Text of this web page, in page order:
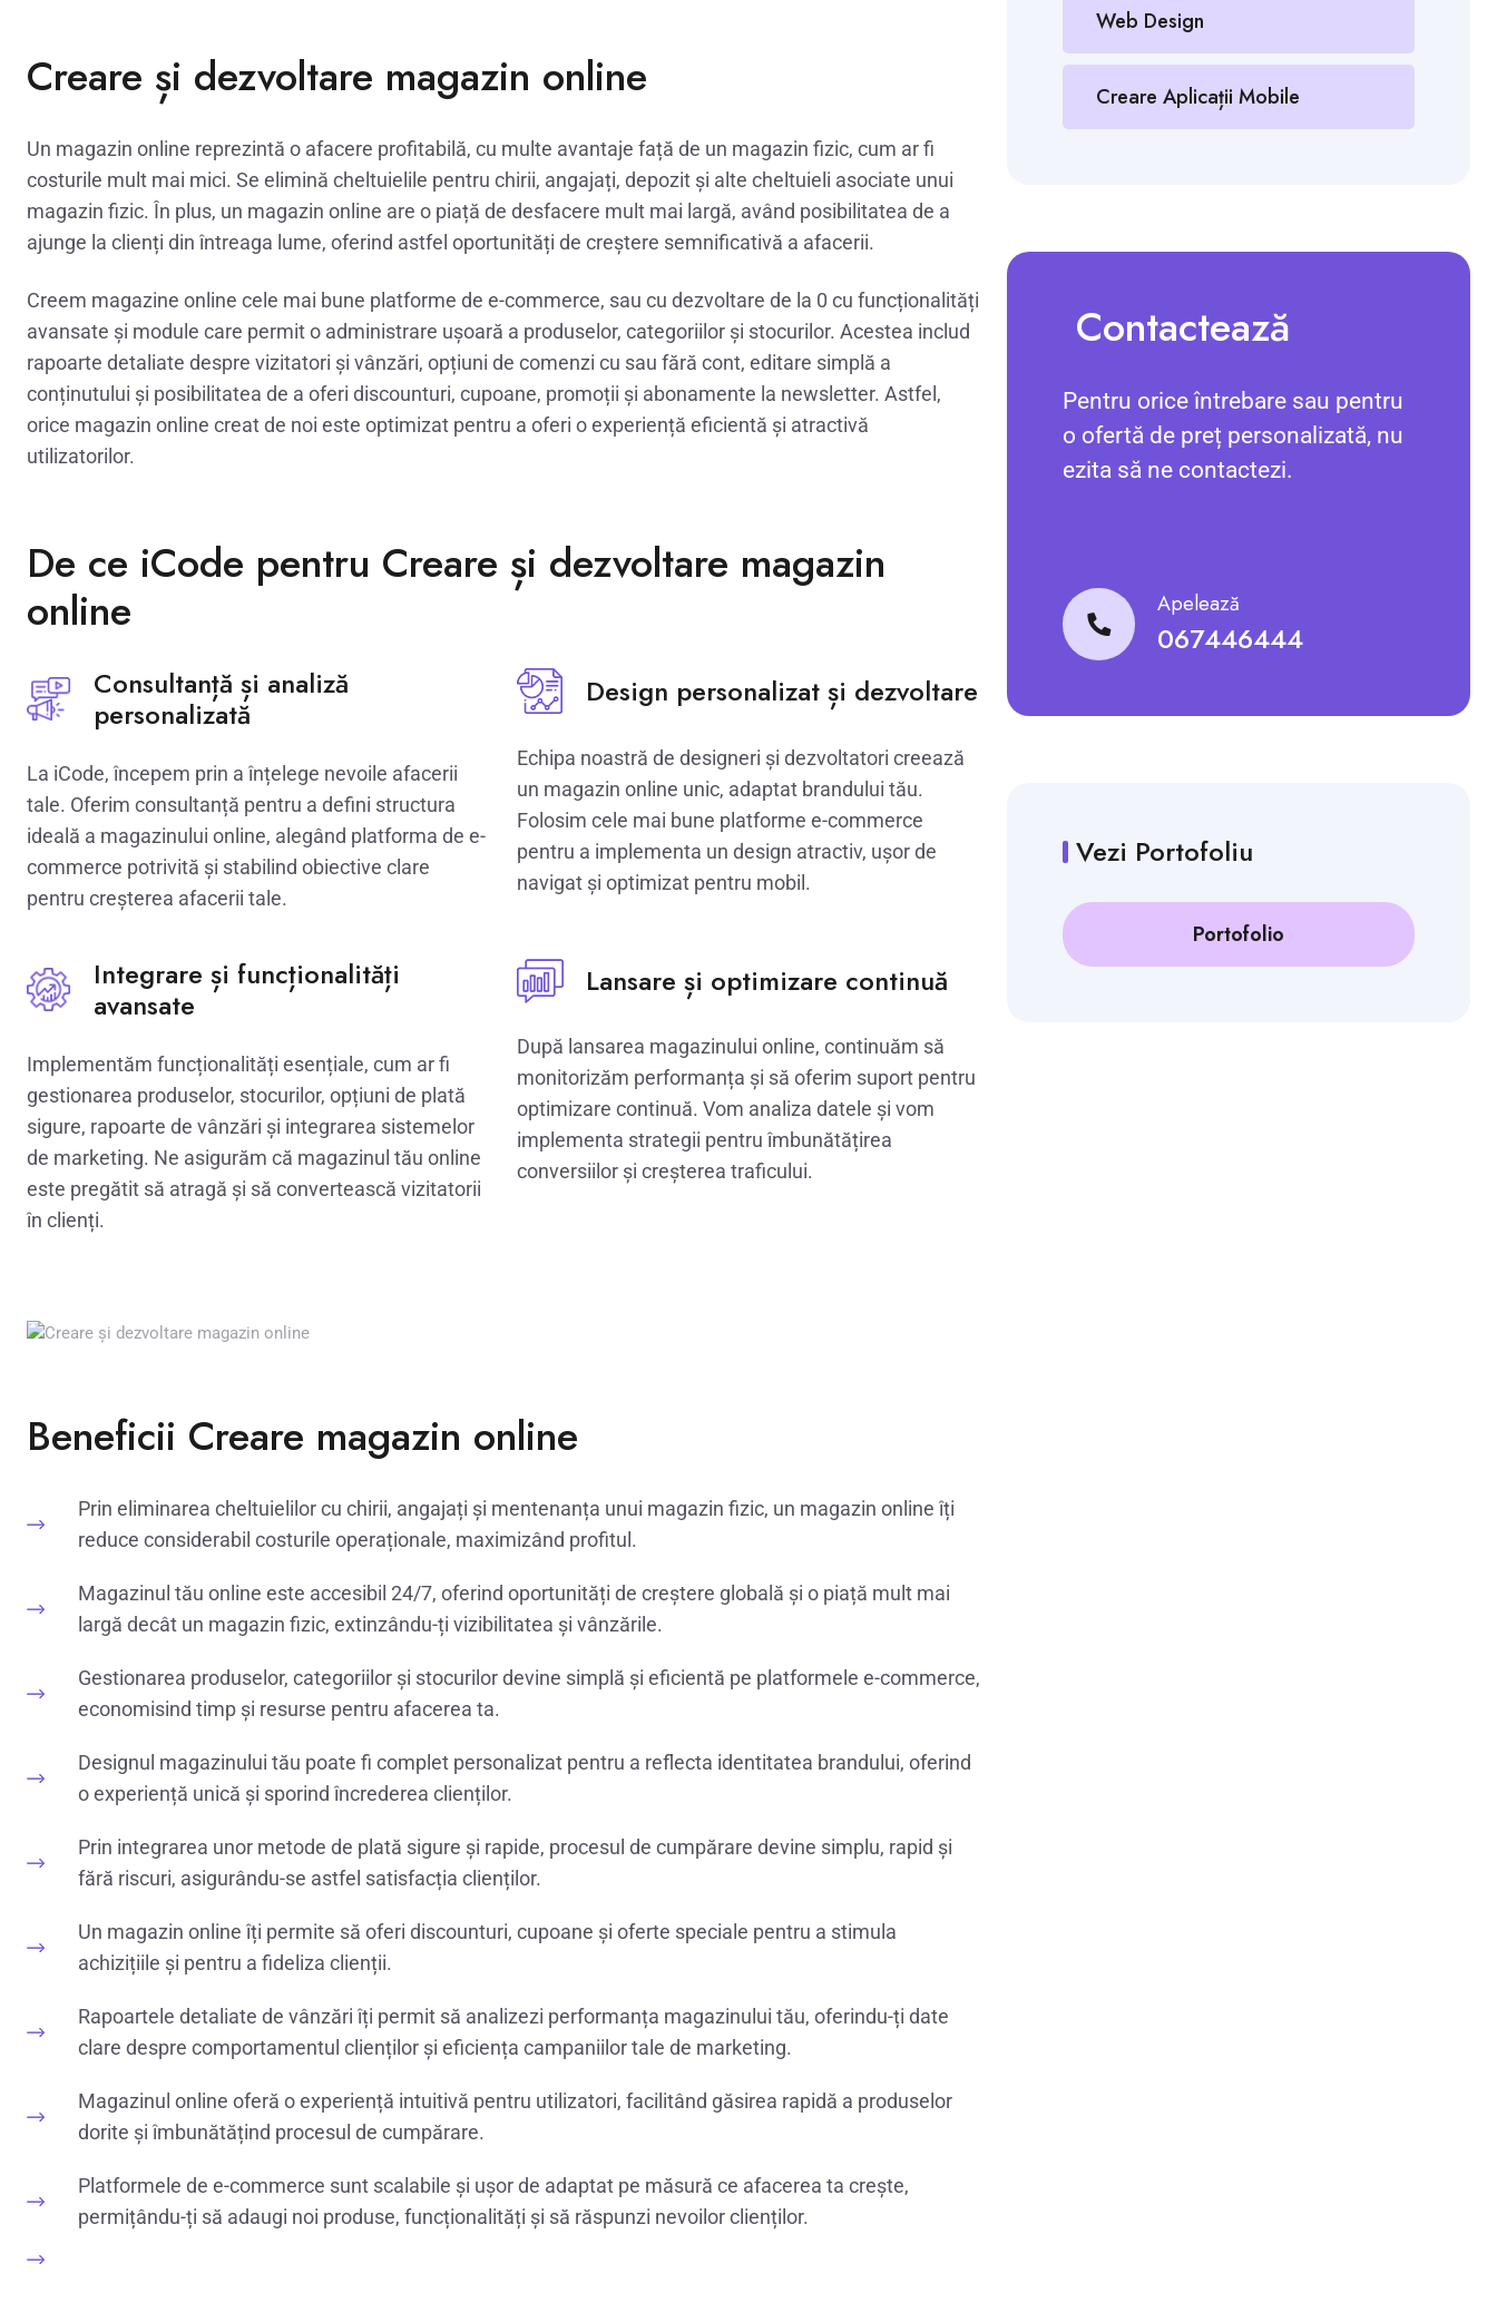
Creare și dezvoltare magazin online
Un magazin online reprezintă o afacere profitabilă, cu multe avantaje față de un magazin fizic, cum ar fi
costurile mult mai mici. Se elimină cheltuielile pentru chirii, angajați, depozit și alte cheltuieli asociate unui
magazin fizic. În plus, un magazin online are o piață de desfacere mult mai largă, având posibilitatea de a
ajunge la clienți din întreaga lume, oferind astfel oportunități de creștere semnificativă a afacerii.
Creem magazine online cele mai bune platforme de e-commerce, sau cu dezvoltare de la 0 cu funcționalități
avansate și module care permit o administrare ușoară a produselor, categoriilor și stocurilor. Acestea includ
rapoarte detaliate despre vizitatori și vânzări, opțiuni de comenzi cu sau fără cont, editare simplă a
conținutului și posibilitatea de a oferi discounturi, cupoane, promoții și abonamente la newsletter. Astfel,
orice magazin online creat de noi este optimizat pentru a oferi o experiență eficientă și atractivă
utilizatorilor.
De ce iCode pentru Creare și dezvoltare magazin
online
Consultanță și analiză
personalizată
La iCode, începem prin a înțelege nevoile afacerii
tale. Oferim consultanță pentru a defini structura
ideală a magazinului online, alegând platforma de e-
commerce potrivită și stabilind obiective clare
pentru creșterea afacerii tale.
Design personalizat și dezvoltare
Echipa noastră de designeri și dezvoltatori creează
un magazin online unic, adaptat brandului tău.
Folosim cele mai bune platforme e-commerce
pentru a implementa un design atractiv, ușor de
navigat și optimizat pentru mobil.
Integrare și funcționalități
avansate
Implementăm funcționalități esențiale, cum ar fi
gestionarea produselor, stocurilor, opțiuni de plată
sigure, rapoarte de vânzări și integrarea sistemelor
de marketing. Ne asigurăm că magazinul tău online
este pregătit să atragă și să convertească vizitatorii
în clienți.
Lansare și optimizare continuă
După lansarea magazinului online, continuăm să
monitorizăm performanța și să oferim suport pentru
optimizare continuă. Vom analiza datele și vom
implementa strategii pentru îmbunătățirea
conversiilor și creșterea traficului.
Beneficii Creare magazin online
Prin eliminarea cheltuielilor cu chirii, angajați și mentenanța unui magazin fizic, un magazin online îți
reduce considerabil costurile operaționale, maximizând profitul.
Magazinul tău online este accesibil 24/7, oferind oportunități de creștere globală și o piață mult mai
largă decât un magazin fizic, extinzându-ți vizibilitatea și vânzările.
Gestionarea produselor, categoriilor și stocurilor devine simplă și eficientă pe platformele e-commerce,
economisind timp și resurse pentru afacerea ta.
Designul magazinului tău poate fi complet personalizat pentru a reflecta identitatea brandului, oferind
o experiență unică și sporind încrederea clienților.
Prin integrarea unor metode de plată sigure și rapide, procesul de cumpărare devine simplu, rapid și
fără riscuri, asigurându-se astfel satisfacția clienților.
Un magazin online îți permite să oferi discounturi, cupoane și oferte speciale pentru a stimula
achizițiile și pentru a fideliza clienții.
Rapoartele detaliate de vânzări îți permit să analizezi performanța magazinului tău, oferindu-ți date
clare despre comportamentul clienților și eficiența campaniilor tale de marketing.
Magazinul online oferă o experiență intuitivă pentru utilizatori, facilitând găsirea rapidă a produselor
dorite și îmbunătățind procesul de cumpărare.
Platformele de e-commerce sunt scalabile și ușor de adaptat pe măsură ce afacerea ta crește,
permițându-ți să adaugi noi produse, funcționalități și să răspunzi nevoilor clienților.
Web Design
Creare Aplicații Mobile
Contactează
Pentru orice întrebare sau pentru
o ofertă de preț personalizată, nu
ezita să ne contactezi.
Apelează
067446444
Vezi Portofoliu
Portofolio